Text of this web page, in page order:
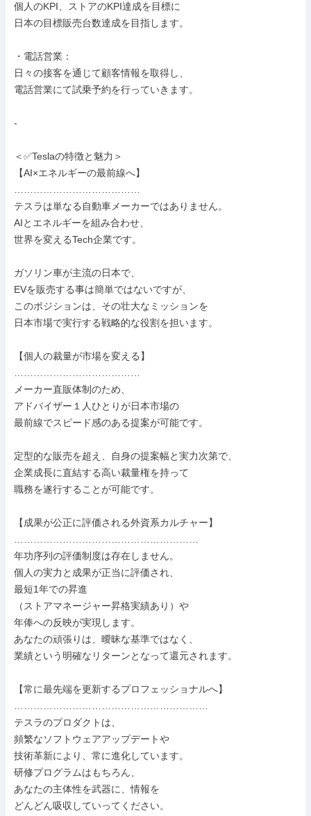
個人のKPI、ストアのKPI達成を目標に
日本の目標販売台数達成を目指します。
・電話営業：
日々の接客を通じて顧客情報を取得し、
電話営業にて試乗予約を行っていきます。
-
＜✅Teslaの特徴と魅力＞
【AI×エネルギーの最前線へ】
テスラは単なる自動車メーカーではありません。
AIとエネルギーを組み合わせ、
世界を変えるTech企業です。
ガソリン車が主流の日本で、
EVを販売する事は簡単ではないですが、
このポジションは、その壮大なミッションを
日本市場で実行する戦略的な役割を担います。
【個人の裁量が市場を変える】
メーカー直販体制のため、
アドバイザー１人ひとりが日本市場の
最前線でスピード感のある提案が可能です。
定型的な販売を超え、自身の提案幅と実力次第で、
企業成長に直結する高い裁量権を持って
職務を遂行することが可能です。
【成果が公正に評価される外資系カルチャー】
年功序列の評価制度は存在しません。
個人の実力と成果が正当に評価され、
最短1年での昇進
（ストアマネージャー昇格実績あり）や
年俸への反映が実現します。
あなたの頑張りは、曖昧な基準ではなく、
業績という明確なリターンとなって還元されます。
【常に最先端を更新するプロフェッショナルへ】
テスラのプロダクトは、
頻繁なソフトウェアアップデートや
技術革新により、常に進化しています。
研修プログラムはもちろん、
あなたの主体性を武器に、情報を
どんどん吸収していってください。